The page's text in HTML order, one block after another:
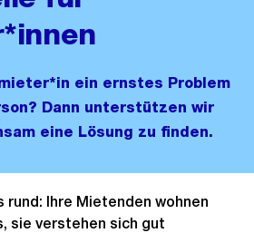
ein ernstes Problem
Dann unterstützen wir
eine Lösung zu finden.
Ihre Mietenden wohnen
sie verstehen sich gut